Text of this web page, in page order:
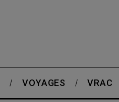
VOYAGES VRAC